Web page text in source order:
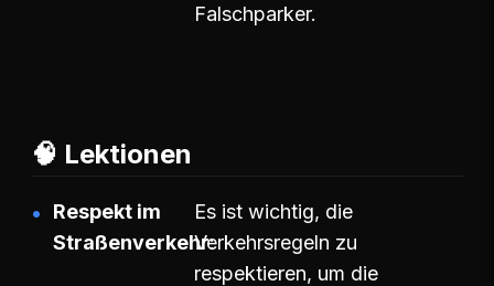
Falschparker.
🧠 Lektionen
Respekt im
Straßenverkehr
Es ist wichtig, die
Verkehrsregeln zu
respektieren, um die